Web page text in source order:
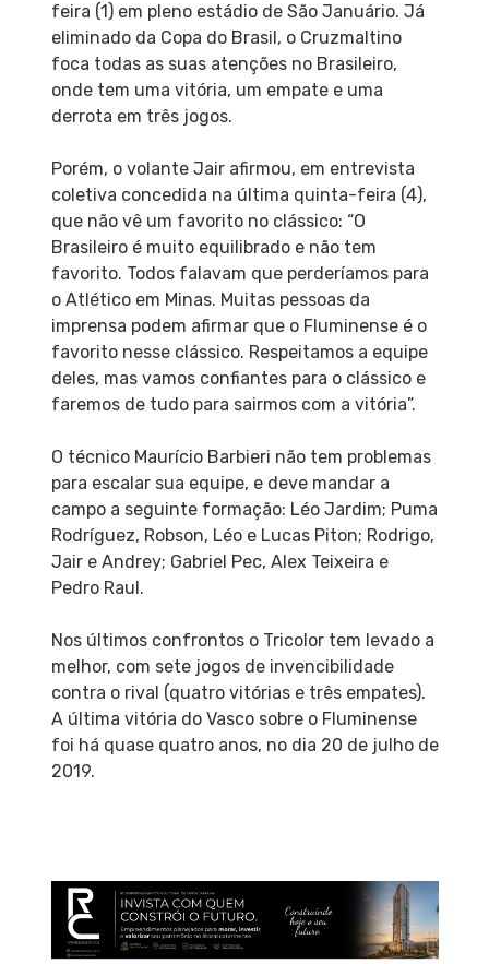
feira (1) em pleno estádio de São Januário. Já
eliminado da Copa do Brasil, o Cruzmaltino
foca todas as suas atenções no Brasileiro,
onde tem uma vitória, um empate e uma
derrota em três jogos.
Porém, o volante Jair afirmou, em entrevista
coletiva concedida na última quinta-feira (4),
que não vê um favorito no clássico: “O
Brasileiro é muito equilibrado e não tem
favorito. Todos falavam que perderíamos para
o Atlético em Minas. Muitas pessoas da
imprensa podem afirmar que o Fluminense é o
favorito nesse clássico. Respeitamos a equipe
deles, mas vamos confiantes para o clássico e
faremos de tudo para sairmos com a vitória”.
O técnico Maurício Barbieri não tem problemas
para escalar sua equipe, e deve mandar a
campo a seguinte formação: Léo Jardim; Puma
Rodríguez, Robson, Léo e Lucas Piton; Rodrigo,
Jair e Andrey; Gabriel Pec, Alex Teixeira e
Pedro Raul.
Nos últimos confrontos o Tricolor tem levado a
melhor, com sete jogos de invencibilidade
contra o rival (quatro vitórias e três empates).
A última vitória do Vasco sobre o Fluminense
foi há quase quatro anos, no dia 20 de julho de
2019.